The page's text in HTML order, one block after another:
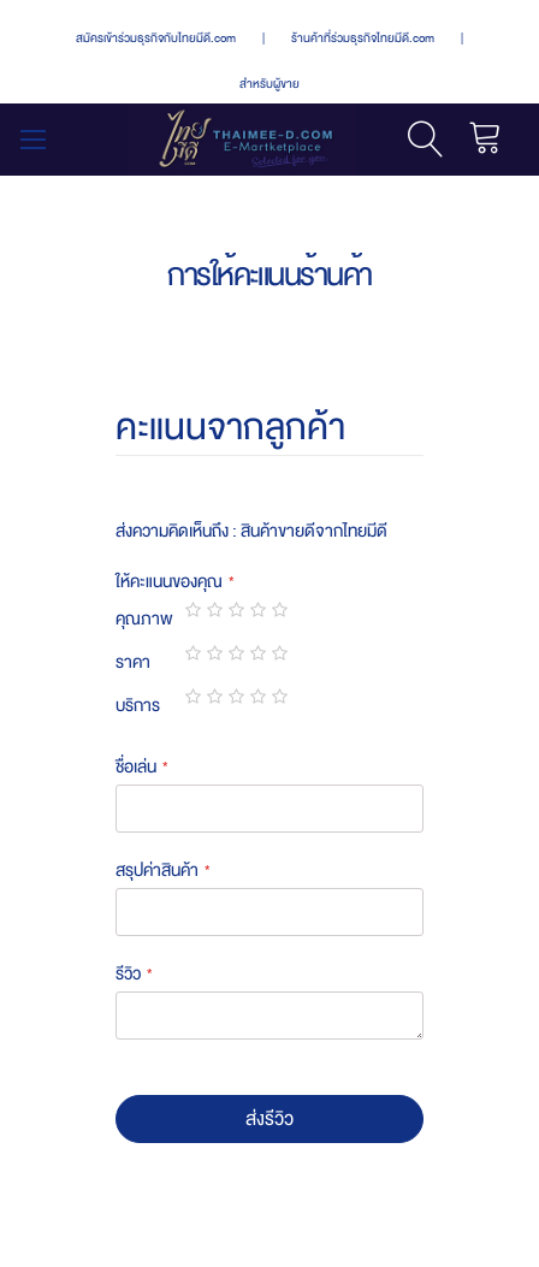
สมัครเข้าร่วมธุรกิจกับไทยมีดี.com | ร้านค้าที่ร่วมธุรกิจไทยมีดี.com |
สำหรับผู้ขาย
การให้คะแนนร้านค้า
คะแนนจากลูกค้า
ส่งความคิดเห็นถึง : สินค้าขายดีจากไทยมีดี
ให้คะแนนของคุณ
คุณภาพ
1
star
2
stars
3
stars
4
stars
5
stars
ราคา
1
star
2
stars
3
stars
4
stars
5
stars
บริการ
ชื่อเล่น
สรุปค่าสินค้า
รีวิว
ส่งรีวิว